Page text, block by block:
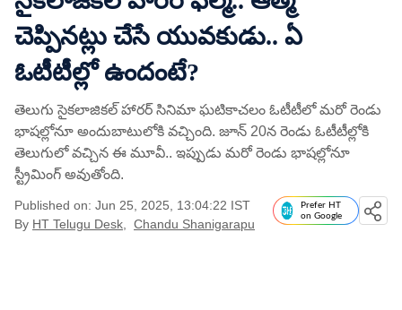
చెప్పినట్లు చేసే యువకుడు.. ఏ
ఓటీటీల్లో ఉందంటే?
తెలుగు సైకలాజికల్ హారర్ సినిమా ఘటికాచలం ఓటీటీలో మరో రెండు
భాషల్లోనూ అందుబాటులోకి వచ్చింది. జూన్ 20న రెండు ఓటీటీల్లోకి
తెలుగులో వచ్చిన ఈ మూవీ.. ఇప్పుడు మరో రెండు భాషల్లోనూ
స్ట్రీమింగ్ అవుతోంది.
Published on: Jun 25, 2025, 13:04:22 IST
By HT Telugu Desk Chandu Shanigarapu
Prefer HT
on Google